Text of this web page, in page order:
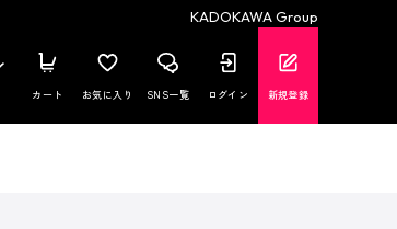
KADOKAWA Group
カート お気に入り SNS一覧 ログイン 新規登録